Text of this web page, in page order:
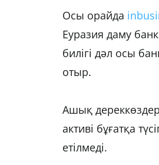
Осы орайда
Еуразия даму
билігі дәл осы
отыр.
Ашық
активі бұғатқа
етілмеді.